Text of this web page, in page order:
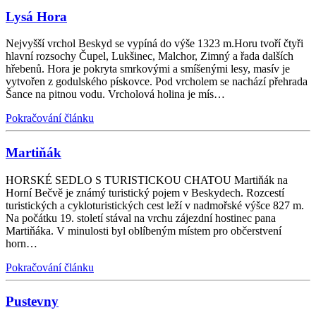
Lysá Hora
Nejvyšší vrchol Beskyd se vypíná do výše 1323 m.Horu tvoří čtyři
hlavní rozsochy Čupel, Lukšinec, Malchor, Zimný a řada dalších
hřebenů. Hora je pokryta smrkovými a smíšenými lesy, masív je
vytvořen z godulského pískovce. Pod vrcholem se nachází přehrada
Šance na pitnou vodu. Vrcholová holina je mís…
Pokračování článku
Martiňák
HORSKÉ SEDLO S TURISTICKOU CHATOU Martiňák na
Horní Bečvě je známý turistický pojem v Beskydech. Rozcestí
turistických a cykloturistických cest leží v nadmořské výšce 827 m.
Na počátku 19. století stával na vrchu zájezdní hostinec pana
Martiňáka. V minulosti byl oblíbeným místem pro občerstvení
horn…
Pokračování článku
Pustevny